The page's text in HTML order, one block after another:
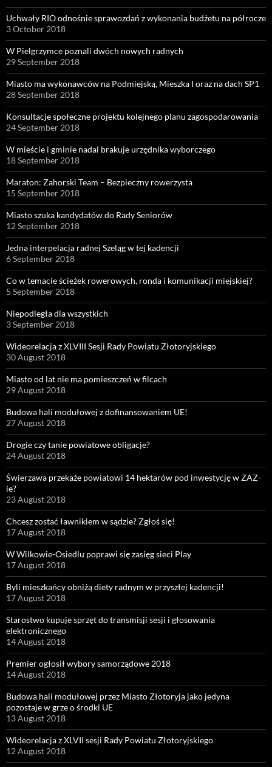
Uchwały RIO odnośnie sprawozdań z wykonania budżetu na półrocze
3 October 2018
W Pielgrzymce poznali dwóch nowych radnych
29 September 2018
Miasto ma wykonawców na Podmiejską, Mieszka I oraz na dach SP1
28 September 2018
Konsultacje społeczne projektu kolejnego planu zagospodarowania
24 September 2018
W mieście i gminie nadal brakuje urzędnika wyborczego
18 September 2018
Maraton: Zahorski Team – Bezpieczny rowerzysta
15 September 2018
Miasto szuka kandydatów do Rady Seniorów
12 September 2018
Jedna interpelacja radnej Szeląg w tej kadencji
6 September 2018
Co w temacie ścieżek rowerowych, ronda i komunikacji miejskiej?
5 September 2018
Niepodległa dla wszystkich
3 September 2018
Wideorelacja z XLVIII Sesji Rady Powiatu Złotoryjskiego
30 August 2018
Miasto od lat nie ma pomieszczeń w filcach
29 August 2018
Budowa hali modułowej z dofinansowaniem UE!
27 August 2018
Drogie czy tanie powiatowe obligacje?
24 August 2018
Świerzawa przekaże powiatowi 14 hektarów pod inwestycję w ZAZ-
ie?
23 August 2018
Chcesz zostać ławnikiem w sądzie? Zgłoś się!
17 August 2018
W Wilkowie-Osiedlu poprawi się zasięg sieci Play
17 August 2018
Byli mieszkańcy obniżą diety radnym w przyszłej kadencji!
17 August 2018
Starostwo kupuje sprzęt do transmisji sesji i głosowania
elektronicznego
14 August 2018
Premier ogłosił wybory samorządowe 2018
14 August 2018
Budowa hali modułowej przez Miasto Złotoryja jako jedyna
pozostaje w grze o środki UE
13 August 2018
Wideorelacja z XLVII sesji Rady Powiatu Złotoryjskiego
12 August 2018